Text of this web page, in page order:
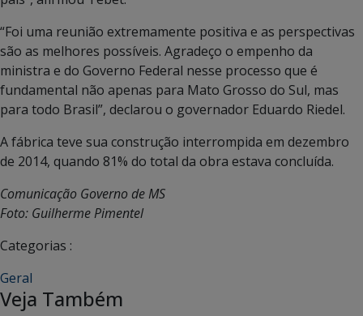
“Foi uma reunião extremamente positiva e as perspectivas
são as melhores possíveis. Agradeço o empenho da
ministra e do Governo Federal nesse processo que é
fundamental não apenas para Mato Grosso do Sul, mas
para todo Brasil”, declarou o governador Eduardo Riedel.
A fábrica teve sua construção interrompida em dezembro
de 2014, quando 81% do total da obra estava concluída.
Comunicação Governo de MS
Foto: Guilherme Pimentel
Categorias :
Geral
Veja Também